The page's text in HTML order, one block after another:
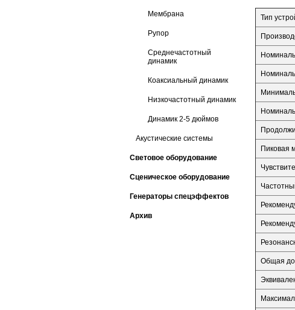
Мембрана
Рупор
Среднечастотный
динамик
Коаксиальный динамик
Низкочастотный динамик
Динамик 2-5 дюймов
Акустические системы
Световое оборудование
Сценическое оборудование
Генераторы спецэффектов
Архив
Тип
Пиковая
Общая